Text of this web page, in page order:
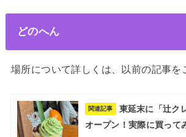
どのへん
場所について詳しくは、以前の記事を
関連記事
東延末に「辻ク
オープン！実際に買って